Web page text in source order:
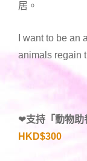
居。
I want to be
animals regain
❤支持「動物助
HKD$300